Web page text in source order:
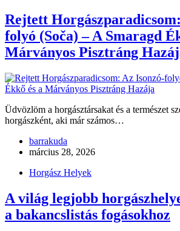
Rejtett
folyó (Soča) – A Smaragd
Márványos Pisztráng
Üdvözlöm a horgásztársakat és a természet
horgászként, aki már számos…
barrakuda
március 28, 2026
Horgász Helyek
A világ legjobb
a bakancslistás fogásokhoz